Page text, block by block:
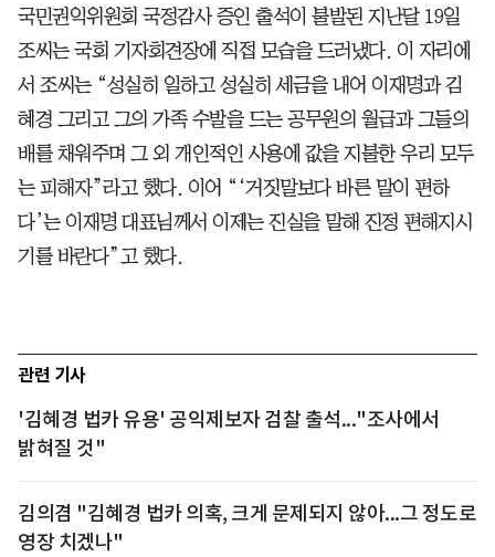
국민권익위원회 국정감사 증인 출석이 불발된 지난달 19일
조씨는 국회 기자회견장에 직접 모습을 드러냈다. 이 자리에
서 조씨는 “성실히 일하고 성실히 세금을 내어 이재명과 김
혜경 그리고 그의 가족 수발을 드는 공무원의 월급과 그들의
배를 채워주며 그 외 개인적인 사용에 값을 지불한 우리 모두
는 피해자”라고 했다. 이어 “‘거짓말보다 바른 말이 편하
다’는 이재명 대표님께서 이제는 진실을 말해 진정 편해지시
기를 바란다”고 했다.
관련 기사
'김혜경 법카 유용' 공익제보자 검찰 출석..."조사에서
밝혀질 것"
김의겸 "김혜경 법카 의혹, 크게 문제되지 않아...그 정도로
영장 치겠나"